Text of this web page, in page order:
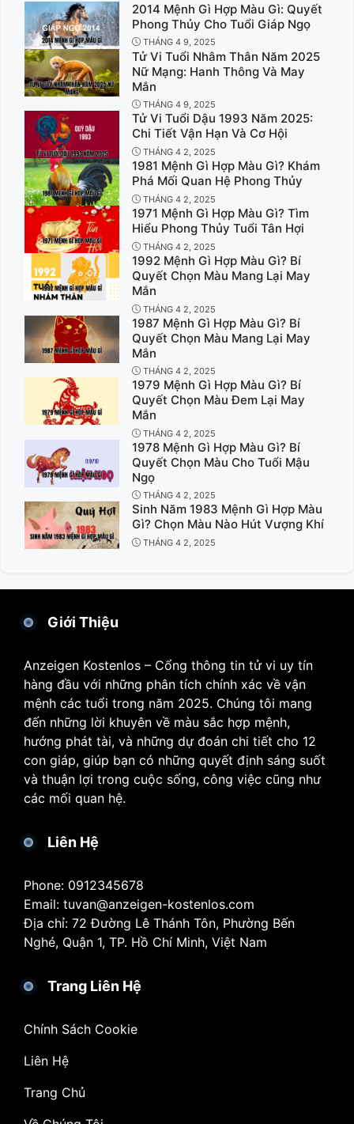
2014 Mệnh Gì Hợp Màu Gì: Quyết
Phong Thủy Cho Tuổi Giáp Ngọ
THÁNG 4 9, 2025
Tử Vi Tuổi Nhâm Thân Năm 2025
Nữ Mạng: Hanh Thông Và May
Mắn
THÁNG 4 9, 2025
Tử Vi Tuổi Dậu 1993 Năm 2025:
Chi Tiết Vận Hạn Và Cơ Hội
THÁNG 4 2, 2025
1981 Mệnh Gì Hợp Màu Gì? Khám
Phá Mối Quan Hệ Phong Thủy
THÁNG 4 2, 2025
1971 Mệnh Gì Hợp Màu Gì? Tìm
Hiểu Phong Thủy Tuổi Tân Hợi
THÁNG 4 2, 2025
1992 Mệnh Gì Hợp Màu Gì? Bí
Quyết Chọn Màu Mang Lại May
Mắn
THÁNG 4 2, 2025
1987 Mệnh Gì Hợp Màu Gì? Bí
Quyết Chọn Màu Mang Lại May
Mắn
THÁNG 4 2, 2025
1979 Mệnh Gì Hợp Màu Gì? Bí
Quyết Chọn Màu Đem Lại May
Mắn
THÁNG 4 2, 2025
1978 Mệnh Gì Hợp Màu Gì? Bí
Quyết Chọn Màu Cho Tuổi Mậu
Ngọ
THÁNG 4 2, 2025
Sinh Năm 1983 Mệnh Gì Hợp Màu
Gì? Chọn Màu Nào Hút Vượng Khí
THÁNG 4 2, 2025
Giới Thiệu
Anzeigen Kostenlos – Cổng thông tin tử vi uy tín
hàng đầu với những phân tích chính xác về vận
mệnh các tuổi trong năm 2025. Chúng tôi mang
đến những lời khuyên về màu sắc hợp mệnh,
hướng phát tài, và những dự đoán chi tiết cho 12
con giáp, giúp bạn có những quyết định sáng suốt
và thuận lợi trong cuộc sống, công việc cũng như
các mối quan hệ.
Liên Hệ
Phone: 0912345678
Email: tuvan@anzeigen-kostenlos.com
Địa chỉ: 72 Đường Lê Thánh Tôn, Phường Bến
Nghé, Quận 1, TP. Hồ Chí Minh, Việt Nam
Trang Liên Hệ
Chính Sách Cookie
Liên Hệ
Trang Chủ